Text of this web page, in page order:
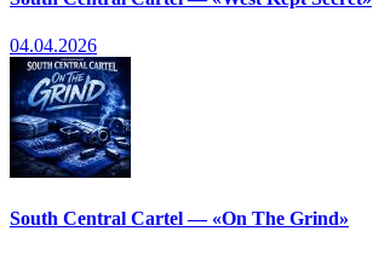
04.04.2026
South Central Cartel — «On The Grind»